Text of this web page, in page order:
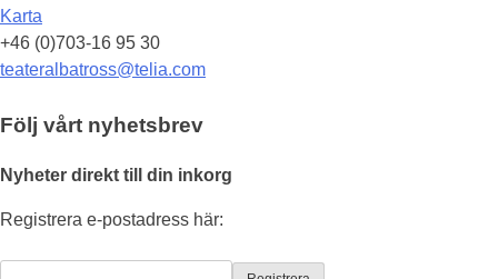
Karta
+46 (0)703-16 95 30
teateralbatross@telia.com
Följ vårt nyhetsbrev
Nyheter direkt till din inkorg
Registrera e-postadress här: